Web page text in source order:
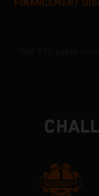
FINANCEMENT